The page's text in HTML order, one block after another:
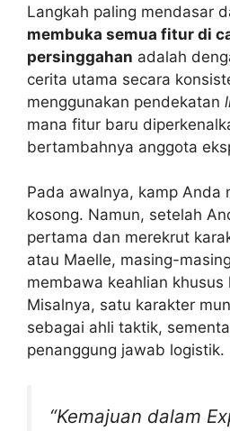
Langkah paling mendasar
membuka semua fitur di
persinggahan adalah
cerita utama secara
menggunakan pendekatan
mana fitur baru
bertambahnya anggota
Pada awalnya, kamp Anda
kosong. Namun, setelah
pertama dan merekrut
atau Maelle, masing-
membawa keahlian khusus
Misalnya, satu karakter
sebagai ahli taktik,
penanggung jawab logistik.
“Kemajuan dalam